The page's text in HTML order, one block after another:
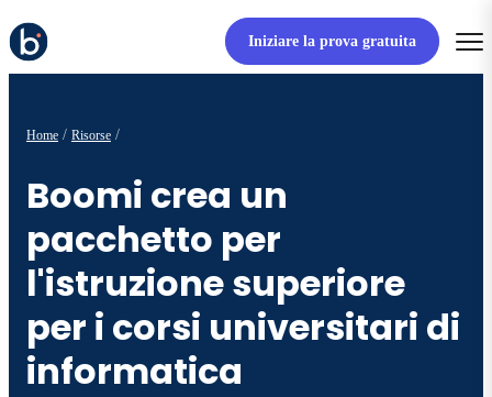
Iniziare la prova gratuita
Home Risorse
Boomi crea un
pacchetto per
l'istruzione superiore
per i corsi universitari di
informatica